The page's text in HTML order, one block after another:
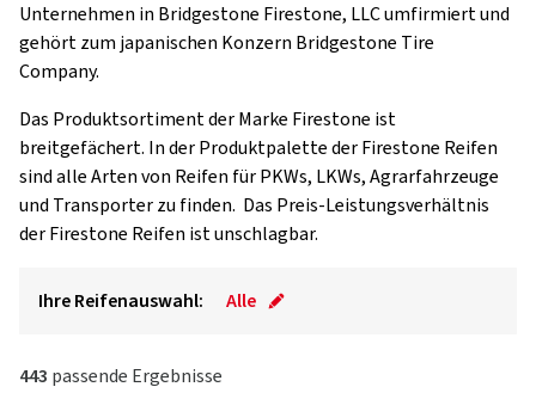
Unternehmen in Bridgestone Firestone, LLC umfirmiert und
gehört zum japanischen Konzern Bridgestone Tire
Company.
Das Produktsortiment der Marke Firestone ist
breitgefächert. In der Produktpalette der Firestone Reifen
sind alle Arten von Reifen für PKWs, LKWs, Agrarfahrzeuge
und Transporter zu finden. Das Preis-Leistungsverhältnis
der Firestone Reifen ist unschlagbar.
Ihre Reifenauswahl: Alle
443 passende Ergebnisse